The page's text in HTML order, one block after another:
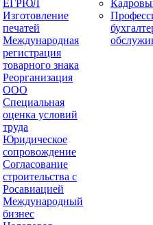
ЕГРЮЛ
Изготовление
печатей
Международная
регистрация
товарного знака
Реорганизация
ООО
Специальная
оценка условий
труда
Юридическое
сопровождение
Согласование
строительства с
Росавиацией
Международный
бизнес